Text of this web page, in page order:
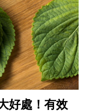
好處！有效